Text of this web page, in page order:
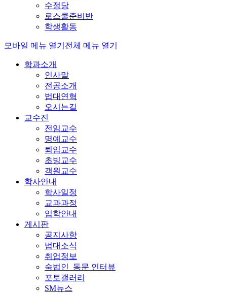
수정당
로스쿨준비반
학생활동
모바일 메뉴 열기 전체 메뉴 열기
학과소개
인사말
전공소개
법대연혁
오시는길
교수진
전임교수
명예교수
퇴임교수
초빙교수
객원교수
학사안내
학사일정
교과과정
입학안내
게시판
공지사항
법대소식
취업정보
숙법인_동문 인터뷰
포토갤러리
SM뉴스